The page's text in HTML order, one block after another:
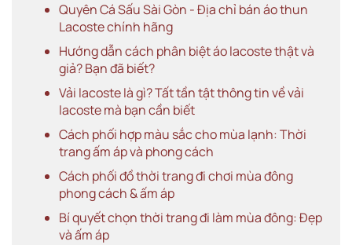
Quyên Cá Sấu Sài Gòn - Địa chỉ bán áo thun
Lacoste chính hãng
Hướng dẫn cách phân biệt áo lacoste thật và
giả? Bạn đã biết?
Vải lacoste là gì? Tất tần tật thông tin về vải
lacoste mà bạn cần biết
Cách phối hợp màu sắc cho mùa lạnh: Thời
trang ấm áp và phong cách
Cách phối đồ thời trang đi chơi mùa đông
phong cách & ấm áp
Bí quyết chọn thời trang đi làm mùa đông: Đẹp
và ấm áp